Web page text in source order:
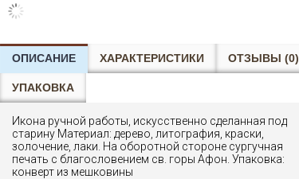
ОПИСАНИЕ ХАРАКТЕРИСТИКИ ОТЗЫВЫ (0)
УПАКОВКА
Икона ручной работы, искусственно сделанная под
старину Материал: дерево, литография, краски,
золочение, лаки. На оборотной стороне сургучная
печать с благословением св. горы Афон. Упаковка:
конверт из мешковины